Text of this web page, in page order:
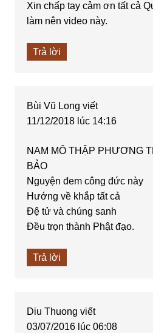
Xin chấp tay cảm ơn tất cả
làm nên video này.
Trả lời
Bùi Vũ Long viết
11/12/2018 lúc 14:16
NAM MÔ THẬP PHƯƠNG
BẢO
Nguyện đem công đức này
Hướng về khắp tất cả
Đệ tử và chúng sanh
Đều trọn thành Phật đạo.
Trả lời
Diu Thuong viết
03/07/2016 lúc 06:08